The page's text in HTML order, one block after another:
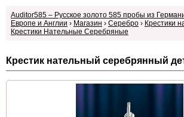
Auditor585 – Русское золото 585 пробы из
Европе и Англии › Магазин › Серебро › Крестики
Крестики Нательные Серебряные
Крестик нательный серебрянный